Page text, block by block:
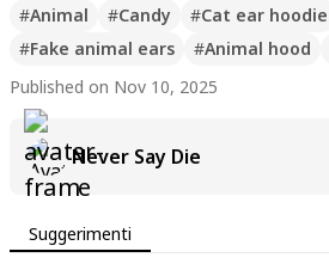
#Animal #Candy #Cat ear hoodie
#Fake animal ears #Animal hood
Published on Nov 10, 2025
Never Say Die
Suggerimenti